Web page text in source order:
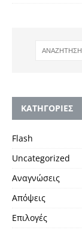
KΑΤΗΓΟΡΙΕΣ
Flash
Uncategorized
Αναγνώσεις
Απόψεις
Επιλογές